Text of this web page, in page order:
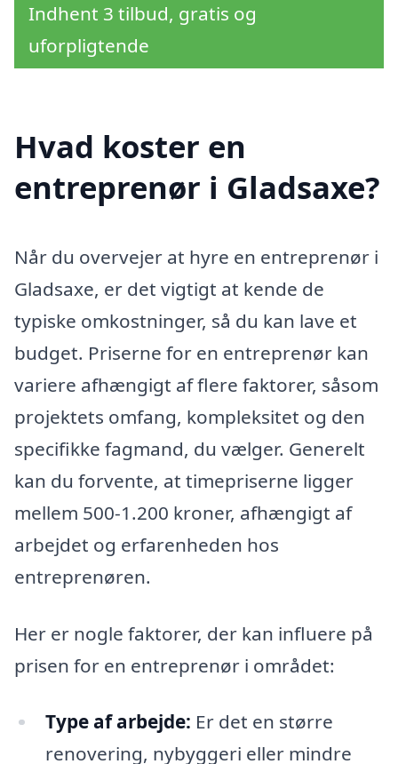
Indhent 3 tilbud, gratis og
uforpligtende
Hvad koster en
entreprenør i Gladsaxe?
Når du overvejer at hyre en entreprenør i
Gladsaxe, er det vigtigt at kende de
typiske omkostninger, så du kan lave et
budget. Priserne for en entreprenør kan
variere afhængigt af flere faktorer, såsom
projektets omfang, kompleksitet og den
specifikke fagmand, du vælger. Generelt
kan du forvente, at timepriserne ligger
mellem 500-1.200 kroner, afhængigt af
arbejdet og erfarenheden hos
entreprenøren.
Her er nogle faktorer, der kan influere på
prisen for en entreprenør i området:
Type af arbejde: Er det en større
renovering, nybyggeri eller mindre